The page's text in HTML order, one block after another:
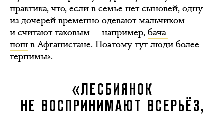
практика, что, если в семье нет сыновей, одну
из дочерей временно одевают мальчиком
и считают таковым — например, бача-
пош в Афганистане. Поэтому тут люди более
терпимы».
«ЛЕСБИЯНОК
НЕ ВОСПРИНИМАЮТ ВСЕРЬЁЗ,